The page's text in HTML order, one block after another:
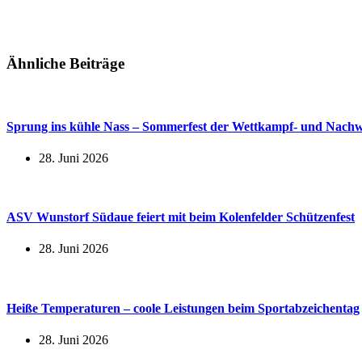
Ähnliche Beiträge
Sprung ins kühle Nass – Sommerfest der Wettkampf- und
28. Juni 2026
ASV Wunstorf Südaue feiert mit beim Kolenfelder Schützenfest
28. Juni 2026
Heiße Temperaturen – coole Leistungen beim Sportabzeichentag
28. Juni 2026